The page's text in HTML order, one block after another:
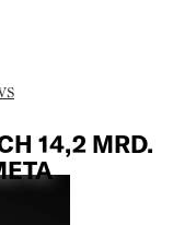
14,2 MRD.